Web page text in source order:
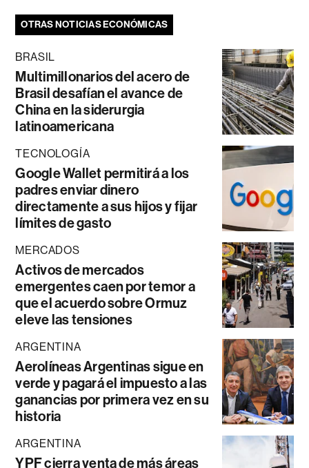
OTRAS NOTICIAS ECONÓMICAS
BRASIL
Multimillonarios del acero de
Brasil desafían el avance de
China en la siderurgia
latinoamericana
TECNOLOGÍA
Google Wallet permitirá a los
padres enviar dinero
directamente a sus hijos y fijar
límites de gasto
MERCADOS
Activos de mercados
emergentes caen por temor a
que el acuerdo sobre Ormuz
eleve las tensiones
ARGENTINA
Aerolíneas Argentinas sigue en
verde y pagará el impuesto a las
ganancias por primera vez en su
historia
ARGENTINA
YPF cierra venta de más áreas